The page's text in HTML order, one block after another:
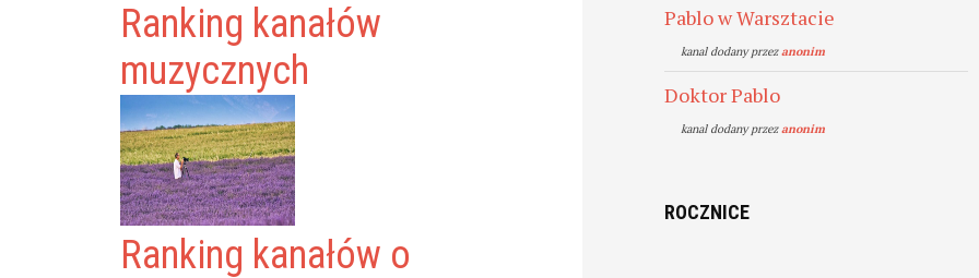
Ranking kanałów
muzycznych
Ranking kanałów o
Pablo w Warsztacie
kanal dodany przezanonim
Doktor Pablo
kanal dodany przezanonim
ROCZNICE